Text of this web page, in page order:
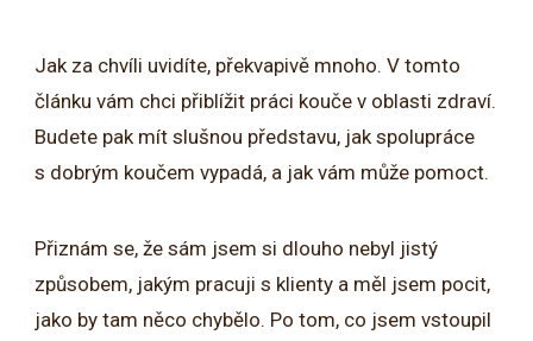
Jak za chvíli uvidíte, překvapivě mnoho. V tomto
článku vám chci přiblížit práci kouče v oblasti zdraví.
Budete pak mít slušnou představu, jak spolupráce
s dobrým koučem vypadá, a jak vám může pomoct.
Přiznám se, že sám jsem si dlouho nebyl jistý
způsobem, jakým pracuji s klienty a měl jsem pocit,
jako by tam něco chybělo. Po tom, co jsem vstoupil